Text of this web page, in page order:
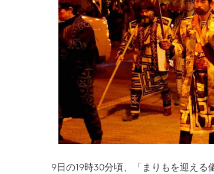
9日の19時30分頃、「まりもを迎え